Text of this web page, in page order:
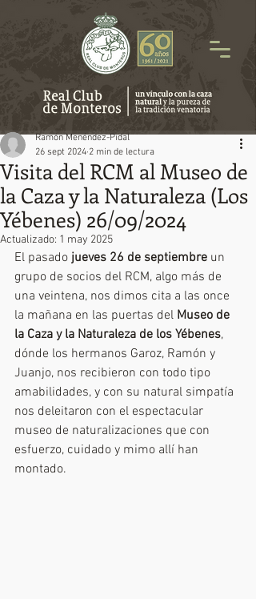
Visita del RCM al Museo de
la Caza y la Naturaleza (Los
Yébenes) 26/09/2024
Ramón Menéndez-Pidal
26 sept 2024 2 min de lectura
Actualizado: 1 may 2025
El pasado jueves 26 de septiembre un
grupo de socios del RCM, algo más de
una veintena, nos dimos cita a las once
la mañana en las puertas del Museo de
la Caza y la Naturaleza de los Yébenes,
dónde los hermanos Garoz, Ramón y
Juanjo, nos recibieron con todo tipo
amabilidades, y con su natural simpatía
nos deleitaron con el espectacular
museo de naturalizaciones que con
esfuerzo, cuidado y mimo allí han
montado.